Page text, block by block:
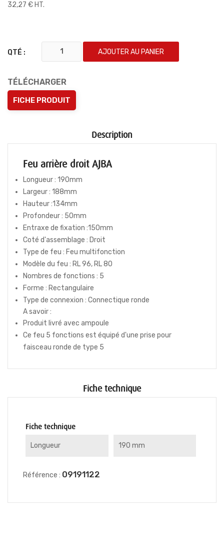
32,27 € HT.
QTÉ : AJOUTER AU PANIER
TÉLÉCHARGER
FICHE PRODUIT
Description
Feu arrière droit AJBA
Longueur : 190mm
Largeur : 188mm
Hauteur :134mm
Profondeur : 50mm
Entraxe de fixation :150mm
Coté d'assemblage : Droit
Type de feu : Feu multifonction
Modèle du feu : RL 96, RL 80
Nombres de fonctions : 5
Forme : Rectangulaire
Type de connexion : Connectique ronde
A savoir :
Produit livré avec ampoule
Ce feu 5 fonctions est équipé d'une prise pour
faisceau ronde de type 5
Fiche technique
Fiche technique
Longueur 190 mm
Référence : 09191122